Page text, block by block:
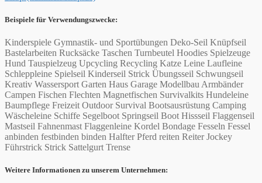
Beispiele für Verwendungszwecke:
Kinderspiele Gymnastik- und Sportübungen Deko-Seil Knüpfseil
Bastelarbeiten Rucksäcke Taschen Turnbeutel Hoodies Spielzeuge
Hund Tauspielzeug Upcycling Recycling Katze Leine Laufleine
Schleppleine Spielseil Kinderseil Strick Übungsseil Schwungseil
Kreativ Wassersport Garten Haus Garage Modellbau Armbänder
Campen Fischen Flechten Magnetfischen Survivalkits Hundeleine
Baumpflege Freizeit Outdoor Survival Bootsausrüstung Camping
Wäscheleine Schiffe Segelboot Springseil Boot Hissseil Flaggenseil
Mastseil Fahnenmast Flaggenleine Kordel Bondage Fesseln Fessel
anbinden festbinden binden Halfter Pferd reiten Reiter Jockey
Führstrick Strick Sattelgurt Trense
Weitere Informationen zu unserem Unternehmen: